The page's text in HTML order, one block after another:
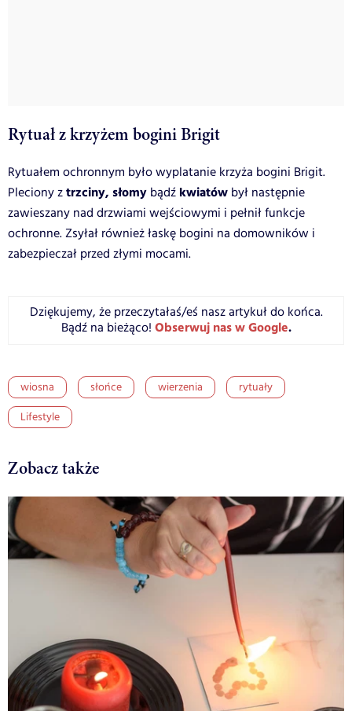
Rytuał z krzyżem bogini Brigit
Rytuałem ochronnym było wyplatanie krzyża bogini Brigit.
Pleciony ztrzciny, słomy bądź kwiatów był następnie
zawieszany nad drzwiami wejściowymi i pełnił funkcje
ochronne. Zsyłał również łaskę bogini na domowników i
zabezpieczał przed złymi mocami.
Dziękujemy, że przeczytałaś/eś nasz artykuł do końca.
Bądź na bieżąco! Obserwuj nas w Google.
wiosna słońce wierzenia
rytuały
Lifestyle
Zobacz także